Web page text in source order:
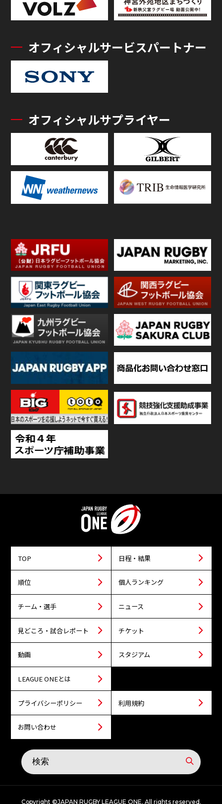
オフィシャルサービスパートナー
オフィシャルサプライヤー
TOP 日程・結果
順位 個人ランキング
チーム・選手 ニュース
見どころ・試合レポート チケット
動画 スタジアム
LEAGUE ONEとは
プライバシーポリシー 利用規約
お問い合わせ
Copyright ©JAPAN RUGBY LEAGUE ONE. All rights reserved.